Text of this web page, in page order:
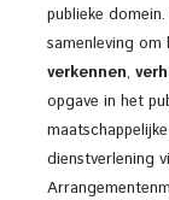
publieke
samenleving om
verkennen,
opgave in het
dienstverlening